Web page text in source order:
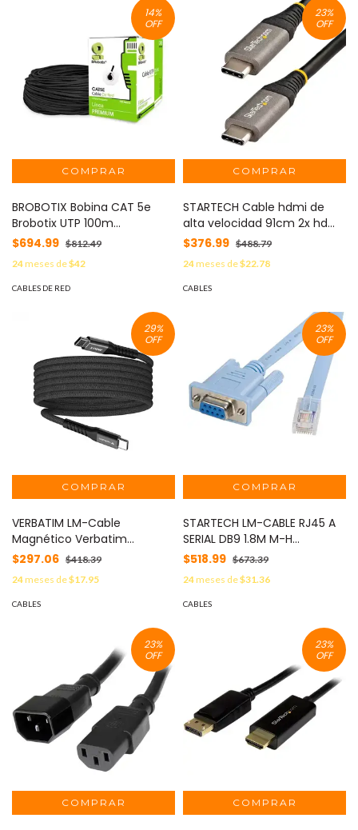
14%
OFF
BROBOTIX Bobina CAT 5e
Brobotix UTP 100m
exteriornegra MOD: 055100
$694.99 $812.49
24meses de$42
CABLES DE RED
23%
OFF
STARTECH Cable hdmi de
alta velocidad 91cm 2x hdmi
macho color negro MOD:
USB31CCV1M
$376.99 $488.79
24meses de$22.78
CABLES
29%
OFF
VERBATIM LM-Cable
Magnético Verbatim
Compacto 100W 12cm Color
Negro MOD: 31863
$297.06 $418.39
24meses de$17.95
CABLES
23%
OFF
STARTECH LM-CABLE RJ45 A
SERIAL DB9 1.8M M-H
STARTECH.COM MOD:
DB9CONCABL6
$518.99 $673.39
24meses de$31.36
CABLES
23%
OFF
23%
OFF